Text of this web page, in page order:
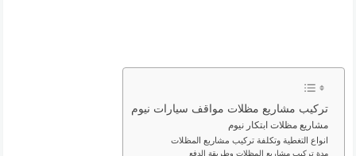
تركيب مشاريع مظلات مواقف سيارات نيوم
مشاريع مظلات ابتكار نيوم
انواع التغطية وتكلفة تركيب مشاريع المظلات
مدة تركيب مشاريع المظلات وطريقة الدفع